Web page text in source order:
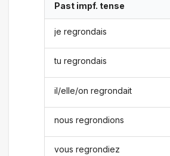
Past impf. tense
je regrondais
tu regrondais
il/elle/on regrondait
nous regrondions
vous regrondiez